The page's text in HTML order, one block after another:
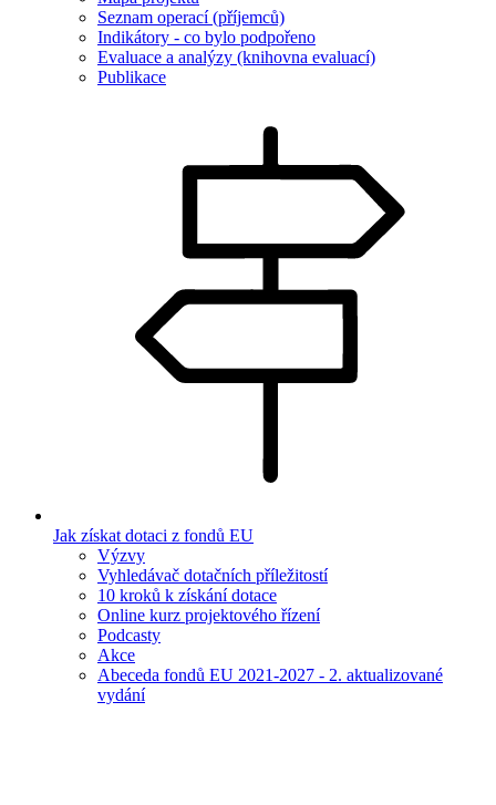
Seznam operací (příjemců)
Indikátory - co bylo podpořeno
Evaluace a analýzy (knihovna evaluací)
Publikace
Jak získat dotaci z fondů EU
Výzvy
Vyhledávač dotačních příležitostí
10 kroků k získání dotace
Online kurz projektového řízení
Podcasty
Akce
Abeceda fondů EU 2021-2027 - 2. aktualizované
vydání